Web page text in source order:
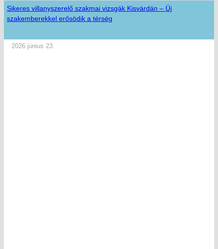
Sikeres villanyszerelő szakmai vizsgák Kisvárdán – Új
szakemberekkel erősödik a térség
2026 június 23.